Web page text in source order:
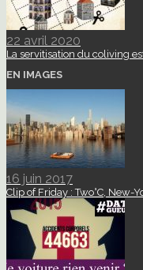
22 avril 2020
La servitisation du coliving
EN IMAGES
16 juin 2017
Clip of Friday : Two°C, New-